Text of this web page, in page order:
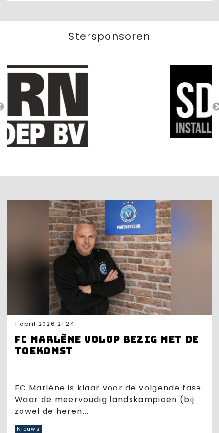
Stersponsoren
1 april 2026 21:24
FC Marlène volop bezig met de
toekomst
FC Marlène is klaar voor de volgende fase.
Waar de meervoudig landskampioen (bij
zowel de heren...
Nieuws